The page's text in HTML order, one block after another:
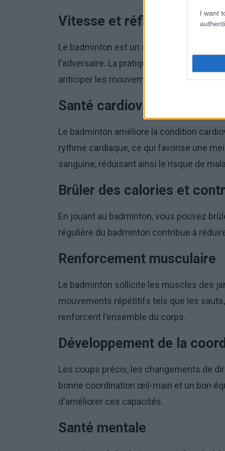
I want
Vitesse et réflexes
Le badminton est un sport qui repose
l'adversaire. La pratique régulière
anticiper les mouvements de l'adversaire.
Santé cardiovasculaire
Le badminton améliore la condition
rythme cardiaque, ce qui favorise une
sanguine, réduisant ainsi le risque de
Brûler des calories et
En jouant au badminton, vous pouvez
régulière du badminton contribue à
Renforcement musculaire
Le badminton sollicite les muscles des
mouvements répétitifs tels que les
renforcent l'ensemble du corps.
Développement de la
Les coups précis, les changements de
bonne coordination œil-main et un bon
d'améliorer ces capacités.
Santé mentale